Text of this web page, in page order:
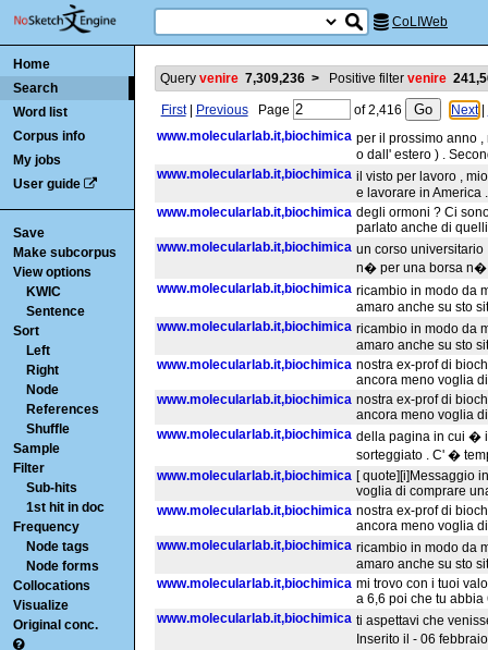
CoLIWeb
Home
Search
Word list
Corpus info
My jobs
User guide
Save
Make subcorpus
View options
KWIC
Sentence
Sort
Left
Right
Node
References
Shuffle
Sample
Filter
Sub-hits
1st hit in doc
Frequency
Node tags
Node forms
Collocations
Visualize
Original conc.
Query venire 7,309,236 > Positive filter venire
First| Previous Page of2,416 Next|
www.molecularlab.it,biochimica per il prossimo anno
o dall' estero ) .
www.molecularlab.it,biochimica il visto per lavoro ,
e lavorare in America
www.molecularlab.it,biochimica degli ormoni ? Ci
parlato anche di
www.molecularlab.it,biochimica un corso
n� per una borsa n�
www.molecularlab.it,biochimica ricambio in modo da
amaro anche su sto
www.molecularlab.it,biochimica ricambio in modo da
amaro anche su sto
www.molecularlab.it,biochimica nostra ex-prof di
ancora meno voglia
www.molecularlab.it,biochimica nostra ex-prof di
ancora meno voglia
www.molecularlab.it,biochimica della pagina in cui �
sorteggiato . C' �
www.molecularlab.it,biochimica [ quote][i]Messaggio
voglia di comprare
www.molecularlab.it,biochimica nostra ex-prof di
ancora meno voglia
www.molecularlab.it,biochimica ricambio in modo da
amaro anche su sto
www.molecularlab.it,biochimica mi trovo con i tuoi
a 6,6 poi che tu abbia
www.molecularlab.it,biochimica ti aspettavi che
Inserito il - 06